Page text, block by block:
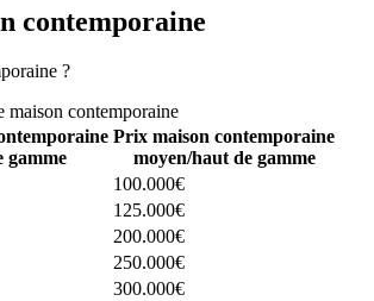
contemporaine
?
maison contemporaine
gamme
Prix maison contemporaine
moyen/haut de gamme
100.000€
125.000€
200.000€
250.000€
300.000€